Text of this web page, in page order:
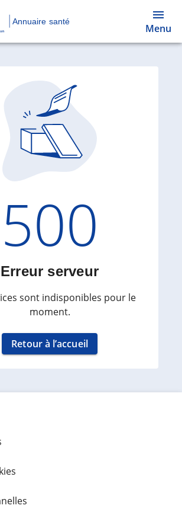
Annuaire santé
Menu
Code
500
Erreur serveur
sont indisponibles pour le
moment.
Retour à l’accueil